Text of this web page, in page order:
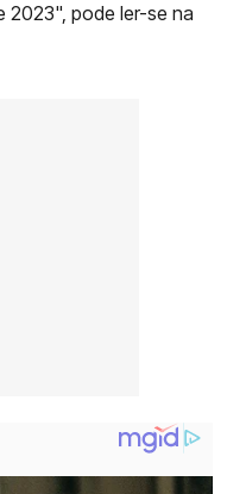
2023", pode ler-se na